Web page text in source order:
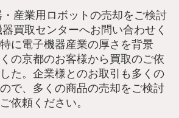
産業用ロボットの売却をご検討
買取センターへお問い合わせく
に電子機器産業の厚さを背景
の京都のお客様から買取のご依
た。企業様とのお取引も多くの
で、多くの商品の売却をご検討
依頼ください。